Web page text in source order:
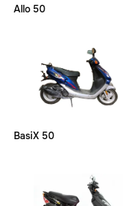
Allo 50
BasiX 50